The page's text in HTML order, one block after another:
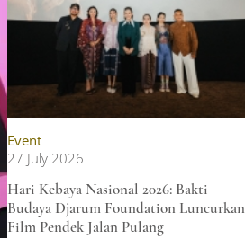
Event
27 July 2026
Hari Kebaya Nasional 2026: Bakti
Budaya Djarum Foundation Luncurkan
Film Pendek Jalan Pulang